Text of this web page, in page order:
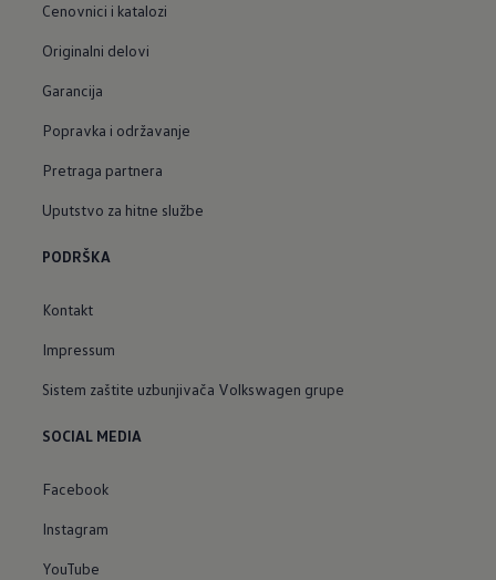
Cenovnici i katalozi
Originalni delovi
Garancija
Popravka i održavanje
Pretraga partnera
Uputstvo za hitne službe
PODRŠKA
Kontakt
Impressum
Sistem zaštite uzbunjivača Volkswagen grupe
SOCIAL MEDIA
Facebook
Instagram
YouTube